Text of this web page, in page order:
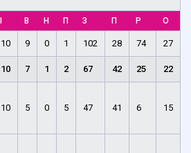
І В Н П З П Р О
10 9 0 1 102 28 74 27
10 7 1 2 67 42 25 22
10 5 0 5 47 41 6 15